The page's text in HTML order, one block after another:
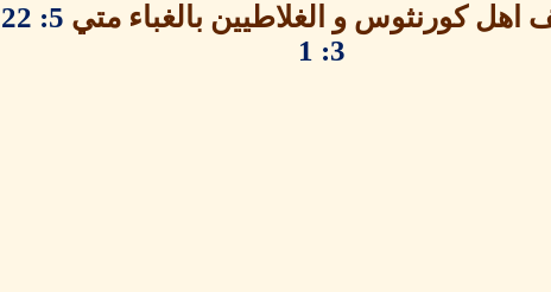
كورنثوس و الغلاطيين بالغباء متي 5: 22
3: 1